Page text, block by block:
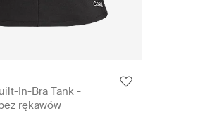
In-Bra Tank -
rękawów